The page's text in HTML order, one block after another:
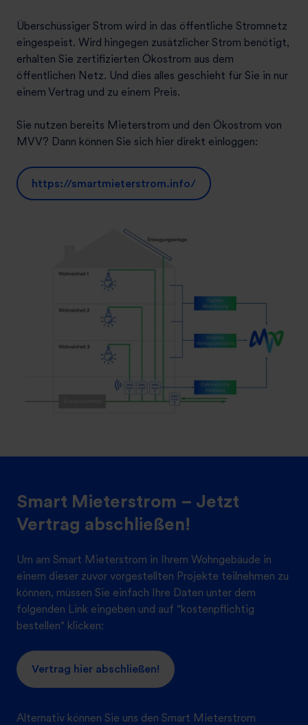
Überschüssiger Strom wird in das öffentliche Stromnetz
eingespeist. Wird hingegen zusätzlicher Strom benötigt,
erhalten Sie zertifizierten Ökostrom aus dem
öffentlichen Netz. Und dies alles geschieht für Sie in nur
einem Vertrag und zu einem Preis.
Sie nutzen bereits Mieterstrom und den Ökostrom von
MVV? Dann können Sie sich hier direkt einloggen:
https://smartmieterstrom.info/
Smart Mieterstrom – Jetzt
Vertrag abschließen!
Um am Smart Mieterstrom in Ihrem Wohngebäude in
einem dieser zuvor vorgestellten Projekte teilnehmen zu
können, müssen Sie einfach Ihre Daten unter dem
folgenden Link eingeben und auf "kostenpflichtig
bestellen" klicken:
Vertrag hier abschließen!
Alternativ können Sie uns den Smart Mieterstrom